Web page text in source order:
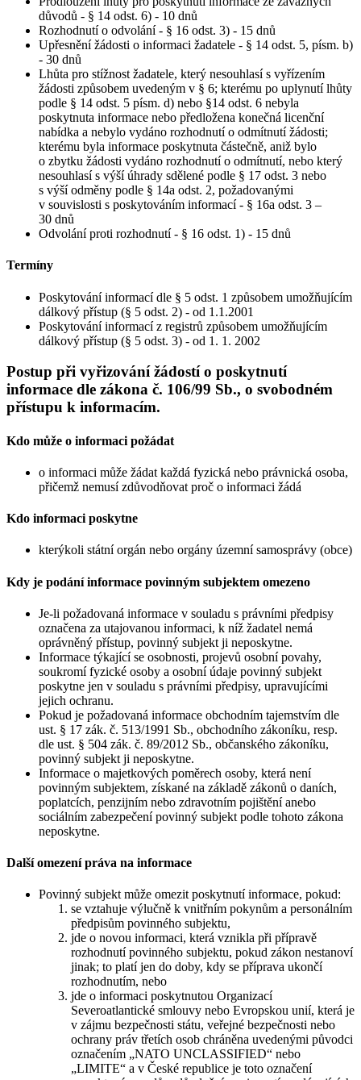
důvodů - § 14 odst. 6) - 10 dnů
Rozhodnutí o odvolání - § 16 odst. 3) - 15 dnů
Upřesnění žádosti o informaci žadatele - § 14 odst. 5, písm. b)
- 30 dnů
Lhůta pro stížnost žadatele, který nesouhlasí s vyřízením
žádosti způsobem uvedeným v § 6; kterému po uplynutí lhůty
podle § 14 odst. 5 písm. d) nebo §14 odst. 6 nebyla
poskytnuta informace nebo předložena konečná licenční
nabídka a nebylo vydáno rozhodnutí o odmítnutí žádosti;
kterému byla informace poskytnuta částečně, aniž bylo
o zbytku žádosti vydáno rozhodnutí o odmítnutí, nebo který
nesouhlasí s výší úhrady sdělené podle § 17 odst. 3 nebo
s výší odměny podle § 14a odst. 2, požadovanými
v souvislosti s poskytováním informací - § 16a odst. 3 –
30 dnů
Odvolání proti rozhodnutí - § 16 odst. 1) - 15 dnů
Termíny
Poskytování informací dle § 5 odst. 1 způsobem umožňujícím
dálkový přístup (§ 5 odst. 2) - od 1.1.2001
Poskytování informací z registrů způsobem umožňujícím
dálkový přístup (§ 5 odst. 3) - od 1. 1. 2002
Postup při vyřizování žádostí o poskytnutí
informace dle zákona č. 106/99 Sb., o svobodném
přístupu k informacím.
Kdo může o informaci požádat
o informaci může žádat každá fyzická nebo právnická osoba,
přičemž nemusí zdůvodňovat proč o informaci žádá
Kdo informaci poskytne
kterýkoli státní orgán nebo orgány územní samosprávy (obce)
Kdy je podání informace povinným subjektem omezeno
Je-li požadovaná informace v souladu s právními předpisy
označena za utajovanou informaci, k níž žadatel nemá
oprávněný přístup, povinný subjekt ji neposkytne.
Informace týkající se osobnosti, projevů osobní povahy,
soukromí fyzické osoby a osobní údaje povinný subjekt
poskytne jen v souladu s právními předpisy, upravujícími
jejich ochranu.
Pokud je požadovaná informace obchodním tajemstvím dle
ust. § 17 zák. č. 513/1991 Sb., obchodního zákoníku, resp.
dle ust. § 504 zák. č. 89/2012 Sb., občanského zákoníku,
povinný subjekt ji neposkytne.
Informace o majetkových poměrech osoby, která není
povinným subjektem, získané na základě zákonů o daních,
poplatcích, penzijním nebo zdravotním pojištění anebo
sociálním zabezpečení povinný subjekt podle tohoto zákona
neposkytne.
Další omezení práva na informace
Povinný subjekt může omezit poskytnutí informace, pokud:
se vztahuje výlučně k vnitřním pokynům a personálním
předpisům povinného subjektu,
jde o novou informaci, která vznikla při přípravě
rozhodnutí povinného subjektu, pokud zákon nestanoví
jinak; to platí jen do doby, kdy se příprava ukončí
rozhodnutím, nebo
jde o informaci poskytnutou Organizací
Severoatlantické smlouvy nebo Evropskou unií, která je
v zájmu bezpečnosti státu, veřejné bezpečnosti nebo
ochrany práv třetích osob chráněna uvedenými původci
označením „NATO UNCLASSIFIED“ nebo
„LIMITE“ a v České republice je toto označení